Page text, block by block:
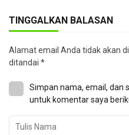
TINGGALKAN BALASAN
Alamat email Anda tidak akan
ditandai *
Simpan nama, email, dan
untuk komentar saya